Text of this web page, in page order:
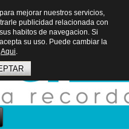
mejorar nuestros servicios,
publicidad relacionada con
habitos de navegacion. Si
su uso. Puede cambiar la
Aqui.